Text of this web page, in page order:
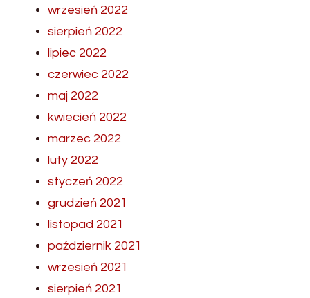
wrzesień 2022
sierpień 2022
lipiec 2022
czerwiec 2022
maj 2022
kwiecień 2022
marzec 2022
luty 2022
styczeń 2022
grudzień 2021
listopad 2021
październik 2021
wrzesień 2021
sierpień 2021